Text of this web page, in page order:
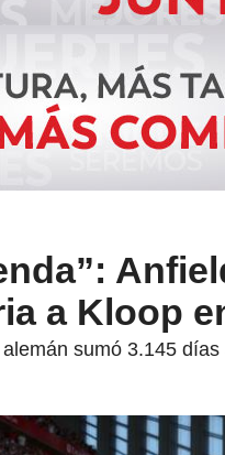
a Kloop
sumó 3.145